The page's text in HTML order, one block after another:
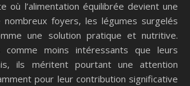
foyers, les légumes surgelés
une solution pratique et nutritive.
comme moins intéressants que leurs
ils méritent pourtant une attention
pour leur contribution significative